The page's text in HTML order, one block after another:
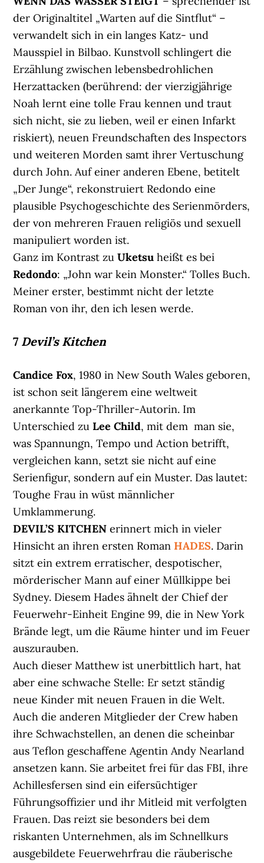
der Originaltitel „Warten auf die Sintflut“ –
verwandelt sich in ein langes Katz- und
Mausspiel in Bilbao. Kunstvoll schlingert die
Erzählung zwischen lebensbedrohlichen
Herzattacken (berührend: der vierzigjährige
Noah lernt eine tolle Frau kennen und traut
sich nicht, sie zu lieben, weil er einen Infarkt
riskiert), neuen Freundschaften des Inspectors
und weiteren Morden samt ihrer Vertuschung
durch John. Auf einer anderen Ebene, betitelt
„Der Junge“, rekonstruiert Redondo eine
plausible Psychogeschichte des Serienmörders,
der von mehreren Frauen religiös und sexuell
manipuliert worden ist.
Ganz im Kontrast zuUketsu heißt es bei
Redondo: „John war kein Monster.“ Tolles Buch.
Meiner erster, bestimmt nicht der letzte
Roman von ihr, den ich lesen werde.
7 Devil’s Kitchen
Candice Fox, 1980 in New South Wales geboren,
ist schon seit längerem eine weltweit
anerkannte Top-Thriller-Autorin. Im
Unterschied zuLee Child, mit dem man sie,
was Spannungn, Tempo und Action betrifft,
vergleichen kann, setzt sie nicht auf eine
Serienfigur, sondern auf ein Muster. Das lautet:
Toughe Frau in wüst männlicher
Umklammerung.
DEVIL’S KITCHEN erinnert mich in vieler
Hinsicht an ihren ersten Roman HADES. Darin
sitzt ein extrem erratischer, despotischer,
mörderischer Mann auf einer Müllkippe bei
Sydney. Diesem Hades ähnelt der Chief der
Feuerwehr-Einheit Engine 99, die in New York
Brände legt, um die Räume hinter und im Feuer
auszurauben.
Auch dieser Matthew ist unerbittlich hart, hat
aber eine schwache Stelle: Er setzt ständig
neue Kinder mit neuen Frauen in die Welt.
Auch die anderen Mitglieder der Crew haben
ihre Schwachstellen, an denen die scheinbar
aus Teflon geschaffene Agentin Andy Nearland
ansetzen kann. Sie arbeitet frei für das FBI, ihre
Achillesfersen sind ein eifersüchtiger
Führungsoffizier und ihr Mitleid mit verfolgten
Frauen. Das reizt sie besonders bei dem
riskanten Unternehmen, als im Schnellkurs
ausgebildete Feuerwehrfrau die räuberische